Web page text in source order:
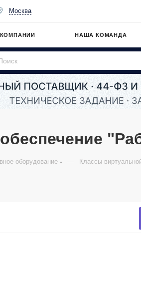
Москва
НАША КОМАНДА
оборудование — Классы